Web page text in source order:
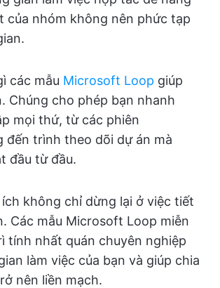
của nhóm không nên phức tạp
các mẫu Microsoft Loop giúp
Chúng cho phép bạn nhanh
mọi thứ, từ các phiên
đến trình theo dõi dự án mà
đầu từ đầu.
không chỉ dừng lại ở việc tiết
Các mẫu Microsoft Loop miễn
tính nhất quán chuyên nghiệp
làm việc của bạn và giúp chia
nên liền mạch.